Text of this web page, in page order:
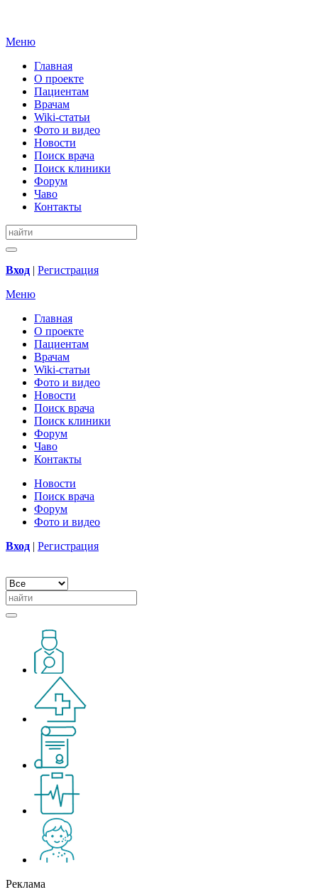
Меню
Главная
О проекте
Пациентам
Врачам
Wiki-статьи
Фото и видео
Новости
Поиск врача
Поиск клиники
Форум
Чаво
Контакты
Вход | Регистрация
Меню
Главная
О проекте
Пациентам
Врачам
Wiki-статьи
Фото и видео
Новости
Поиск врача
Поиск клиники
Форум
Чаво
Контакты
Новости
Поиск врача
Форум
Фото и видео
Вход | Регистрация
Реклама